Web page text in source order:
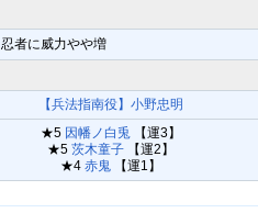
忍者に威力やや増
【兵法指南役】小野忠明
★5 因幡ノ白兎
【運3】
★5茨木童子 【運2】
★4赤鬼 【運1】